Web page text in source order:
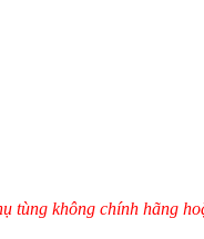
tùng không chính hãng